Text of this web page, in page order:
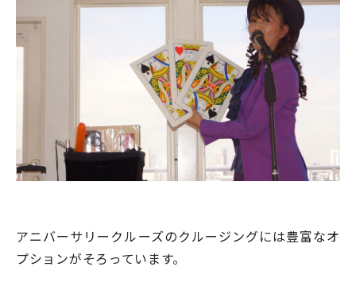
アニバーサリークルーズのクルージングには豊富なオ
プションがそろっています。